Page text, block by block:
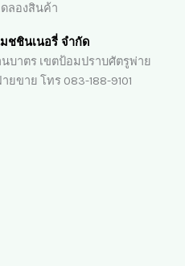
ลองสินค้า
ชชินเนอรี่ จำกัด
นบาตร เขตป้อมปราบศัตรูพ่าย
ยขาย โทร 083-188-9101